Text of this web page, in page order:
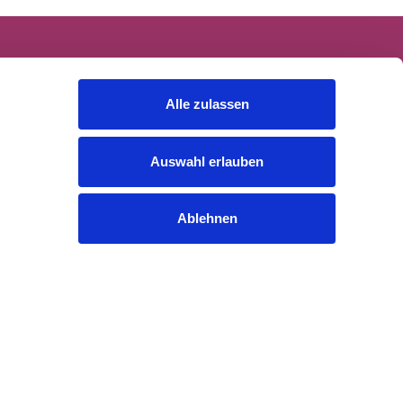
Alle zulassen
Auswahl erlauben
Ablehnen